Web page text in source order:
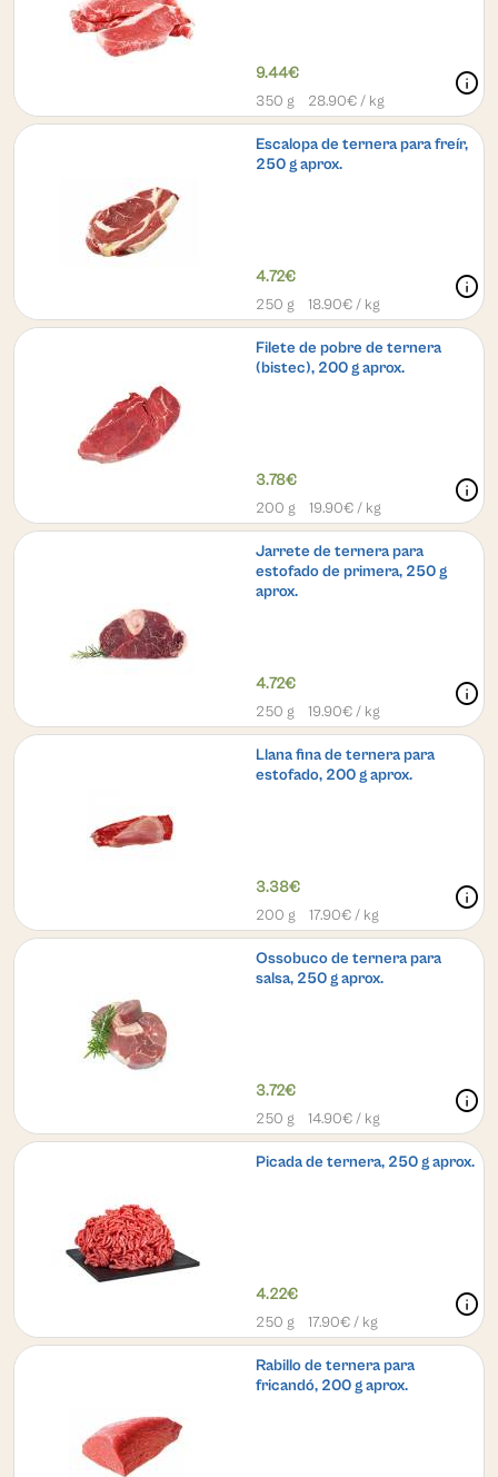
9.44€
350 g 28.90€ / kg
info
Escalopa de ternera para freír,
250 g aprox.
4.72€
250 g 18.90€ / kg
info
Filete de pobre de ternera
(bistec), 200 g aprox.
3.78€
200 g 19.90€ / kg
info
Jarrete de ternera para
estofado de primera, 250 g
aprox.
4.72€
250 g 19.90€ / kg
info
Llana fina de ternera para
estofado, 200 g aprox.
3.38€
200 g 17.90€ / kg
info
Ossobuco de ternera para
salsa, 250 g aprox.
3.72€
250 g 14.90€ / kg
info
Picada de ternera, 250 g aprox.
4.22€
250 g 17.90€ / kg
info
Rabillo de ternera para
fricandó, 200 g aprox.